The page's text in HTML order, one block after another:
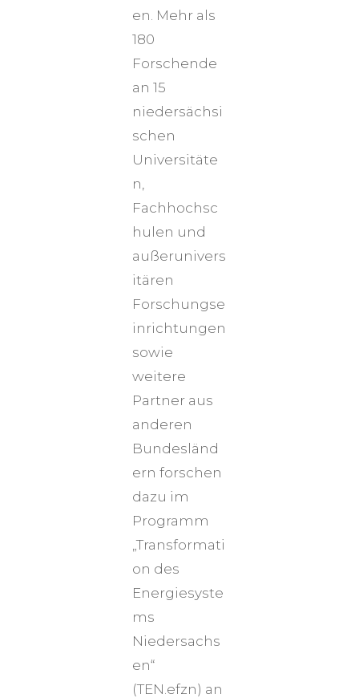
en. Mehr als
180
Forschende
an 15
niedersächsi
schen
Universitäte
n,
Fachhochsc
hulen und
außerunivers
itären
Forschungse
inrichtungen
sowie
weitere
Partner aus
anderen
Bundesländ
ern forschen
dazu im
Programm
„Transformati
on des
Energiesyste
ms
Niedersachs
en“
(TEN.efzn) an